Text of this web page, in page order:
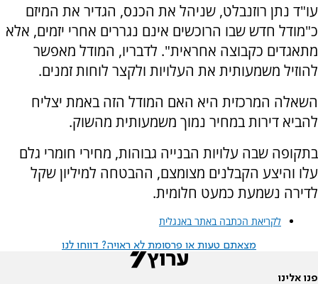
עו"ד נתן רוזנבלט, שניהל את הכנס, הגדיר את המיזם
כ"מודל חדש שבו הרוכשים אינם נגררים אחרי יזמים, אלא
מתאגדים כקבוצה אחראית". לדבריו, המודל מאפשר
להוזיל משמעותית את העלויות ולקצר לוחות זמנים.
השאלה המרכזית היא האם המודל הזה באמת יצליח
להביא דירות במחיר נמוך משמעותית מהשוק.
בתקופה שבה עלויות הבנייה גבוהות, מחירי חומרי גלם
עלו והיצע הקבלנים מצומצם, ההבטחה למיליון שקל
לדירה נשמעת כמעט חלומית.
לקריאת הכתבה באתר באנגלית
מצאתם טעות או פרסומת לא ראויה? דווחו לנו
פנו אלינו